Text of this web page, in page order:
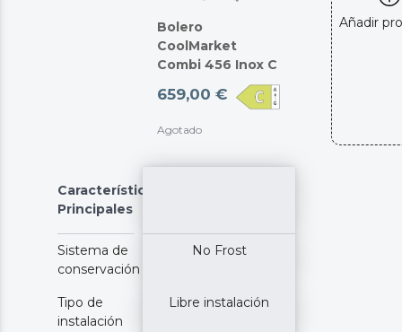
Bolero
CoolMarket
Combi 456 Inox C
659,00 €
Agotado
Añadir
Características
Principales
Sistema de
conservación
No Frost
Tipo de
instalación
Libre instalación